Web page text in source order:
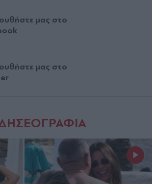
μας στο
μας στο